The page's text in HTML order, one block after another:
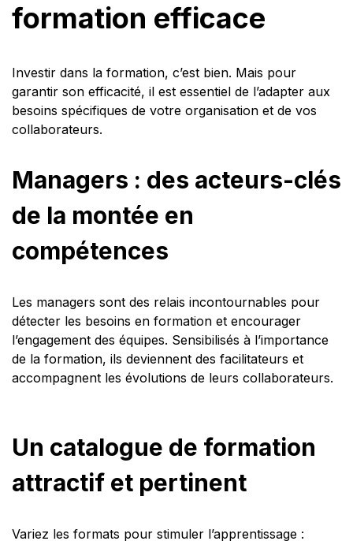
formation efficace
Investir dans la formation, c’est bien. Mais pour
garantir son efficacité, il est essentiel de l’adapter aux
besoins spécifiques de votre organisation et de vos
collaborateurs.
Managers : des acteurs-clés
de la montée en
compétences
Les managers sont des relais incontournables pour
détecter les besoins en formation et encourager
l’engagement des équipes. Sensibilisés à l’importance
de la formation, ils deviennent des facilitateurs et
accompagnent les évolutions de leurs collaborateurs.
Un catalogue de formation
attractif et pertinent
Variez les formats pour stimuler l’apprentissage :